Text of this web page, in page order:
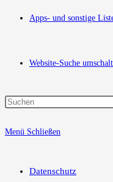
Apps- und sonstige
Website-Suche
Menü Schließen
Datenschutz